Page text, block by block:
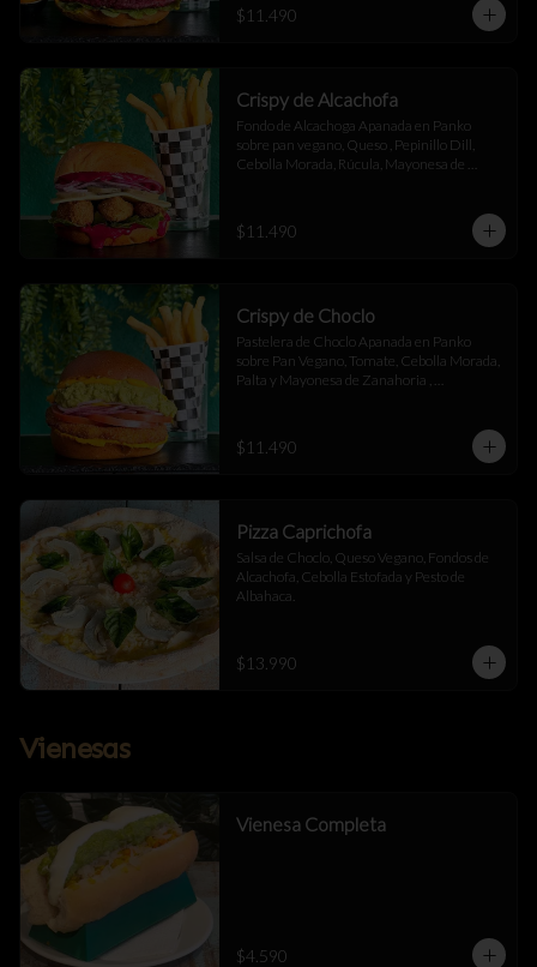
$11.490
Crispy de Alcachofa
Fondo de Alcachoga Apanada en Panko
sobre pan vegano, Queso , Pepinillo Dill,
Cebolla Morada, Rúcula, Mayonesa de
$11.490
Crispy de Choclo
Pastelera de Choclo Apanada en Panko
sobre Pan Vegano, Tomate, Cebolla Morada,
Palta y Mayonesa de Zanahoria ,
$11.490
Pizza Caprichofa
Salsa de Choclo, Queso Vegano, Fondos de
Alcachofa, Cebolla Estofada y Pesto de
Albahaca.
$13.990
Vienesas
Vienesa Completa
$4.590